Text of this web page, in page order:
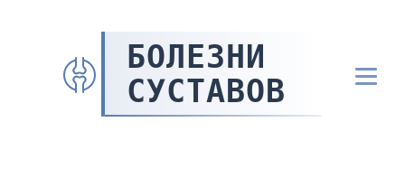
БОЛЕЗНИ
СУСТАВОВ